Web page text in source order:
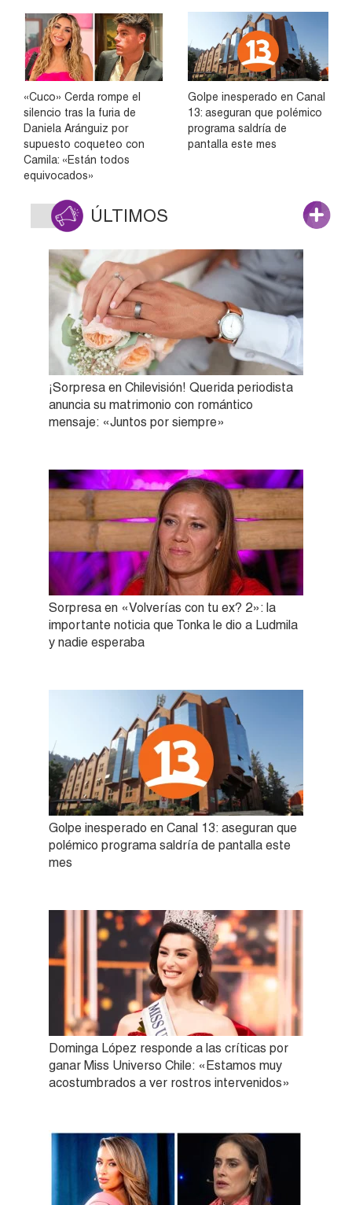
«Cuco» Cerda rompe el
silencio tras la furia de
Daniela Aránguiz por
supuesto coqueteo con
Camila: «Están todos
equivocados»
Golpe inesperado en Canal
13: aseguran que polémico
programa saldría de
pantalla este mes
ÚLTIMOS
¡Sorpresa en Chilevisión! Querida periodista
anuncia su matrimonio con romántico
mensaje: «Juntos por siempre»
Sorpresa en «Volverías con tu ex? 2»: la
importante noticia que Tonka le dio a Ludmila
y nadie esperaba
Golpe inesperado en Canal 13: aseguran que
polémico programa saldría de pantalla este
mes
Dominga López responde a las críticas por
ganar Miss Universo Chile: «Estamos muy
acostumbrados a ver rostros intervenidos»